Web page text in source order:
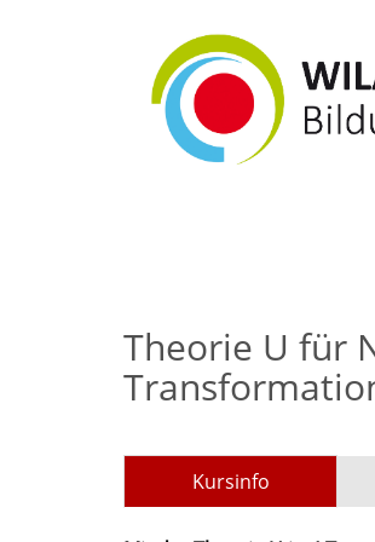
Theorie U für
Kursinfo